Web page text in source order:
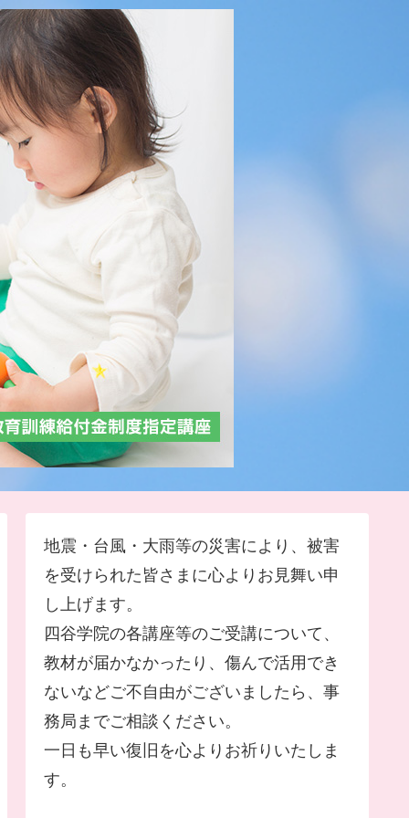
地震・台風・大雨等の災害により、被害
を受けられた皆さまに心よりお見舞い申
し上げます。
四谷学院の各講座等のご受講について、
教材が届かなかったり、傷んで活用でき
ないなどご不自由がございましたら、事
務局までご相談ください。
一日も早い復旧を心よりお祈りいたしま
す。